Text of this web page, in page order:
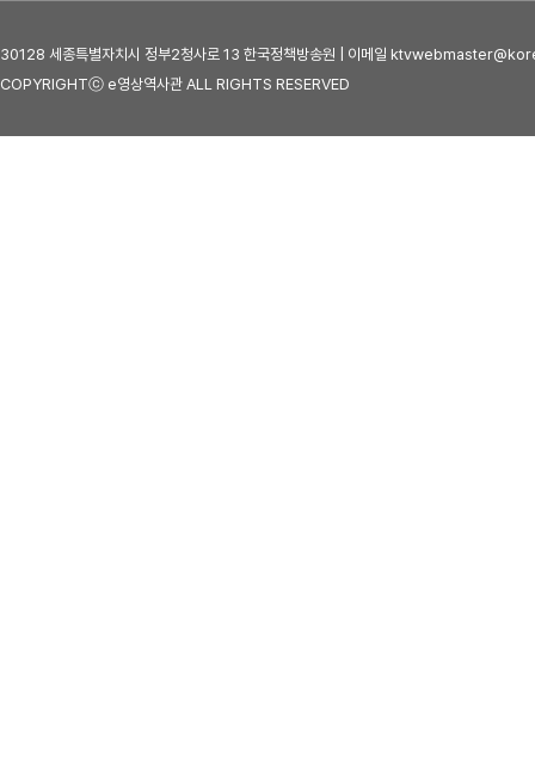
30128 세종특별자치시 정부2청사로 13 한국정책방송원 | 이메일
COPYRIGHTⓒ e영상역사관 ALL RIGHTS RESERVED